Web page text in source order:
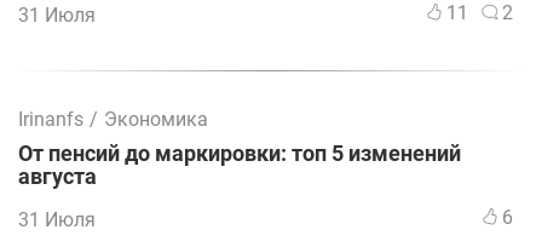
31 Июля 11 2
Irinanfs / Экономика
От пенсий до маркировки: топ 5 изменений
августа
31 Июля 6